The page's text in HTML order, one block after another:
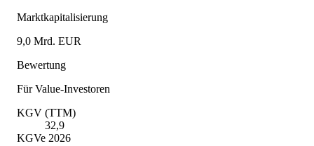
Marktkapitalisierung
9,0 Mrd. EUR
Bewertung
Für Value-Investoren
KGV (TTM)
32,9
KGVe 2026